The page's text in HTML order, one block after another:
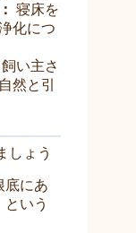
寝床を
化につ
飼い主さ
然と引
しょう
底にあ
いう